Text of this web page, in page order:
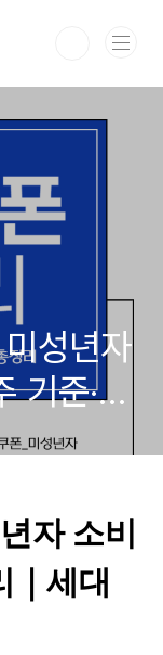
성년자
기준·신
자 소비
｜세대